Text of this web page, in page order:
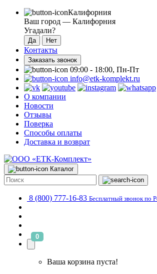
Калифорния
Ваш город — Калифорния
Угадали?
Контакты
Заказать звонок
09:00 - 18:00, Пн-Пт
info@etk-komplekt.ru
О компании
Новости
Отзывы
Поверка
Способы оплаты
Доставка и возврат
Каталог
8 (800) 777-16-83 Бесплатный звонок по
0
Ваша корзина пуста!